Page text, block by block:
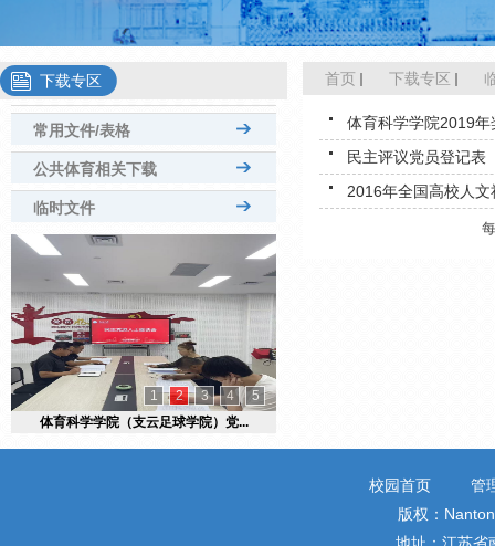
下载专区
常用文件/表格
公共体育相关下载
临时文件
1 2 3 4
5
体育科学学院（支云足球学院）党...
首页 下载专区
体育科学学院2019
民主评议党员登记表
2016年全国高校人
校园首页
管
版权：